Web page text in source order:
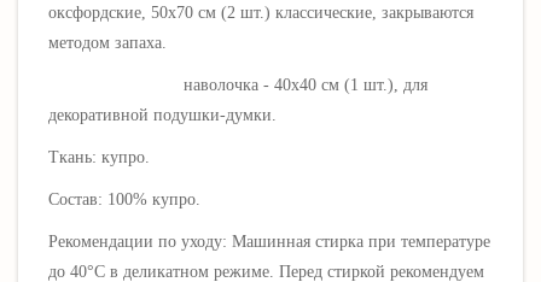
оксфордские, 50х70 см (2 шт.) классические, закрываются
методом запаха.
наволочка - 40х40 см (1 шт.), для
декоративной подушки-думки.
Ткань: купро.
Состав: 100% купро.
Рекомендации по уходу: Машинная стирка при температуре
до 40°C в деликатном режиме. Перед стиркой рекомендуем